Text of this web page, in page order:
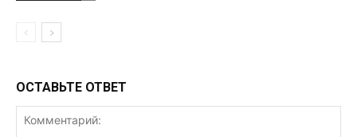
ОСТАВЬТЕ ОТВЕТ